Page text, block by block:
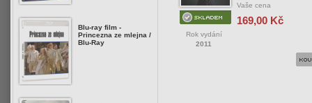
Rok vydání
2011
Vaše cena
169,00 Kč
Blu-ray film -
Princezna ze mlejna /
Blu-Ray